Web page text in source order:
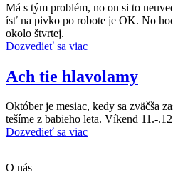
Má s tým problém, no on si to
ísť na pivko po robote je OK. No
okolo štvrtej.
Dozvedieť sa viac
Ach tie hlavolamy
Október je mesiac, kedy sa zväčša
tešíme z babieho leta. Víkend 11.-
Dozvedieť sa viac
Scroll
O nás